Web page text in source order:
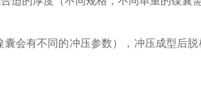
会有不同的冲压参数），冲压成型后